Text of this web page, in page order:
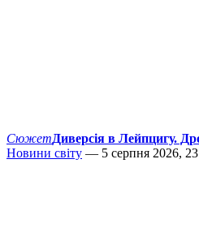
СюжетДиверсія в Лейпцигу.
Новини світу — 5 серпня 2026,